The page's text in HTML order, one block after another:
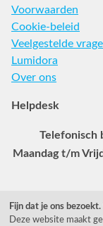
Voorwaarden
Cookie-beleid
Veelgestelde
Lumidora
Over ons
Helpdesk
Telefonisch
Maandag t/m
Veelgestelde
0031 78 615 44
Fijn dat je ons
Deze website maakt